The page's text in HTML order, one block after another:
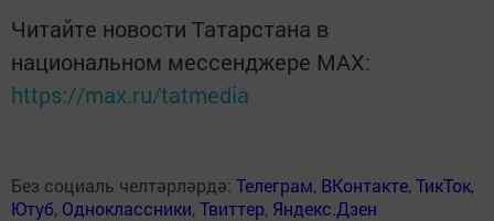
Читайте новости Татарстана в
национальном мессенджере MАХ:
https://max.ru/tatmedia
Без социаль челтәрләрдә: Телеграм, ВКонтакте,ТикТок,
Ютуб, Одноклассники,Твиттер, Яндекс.Дзен